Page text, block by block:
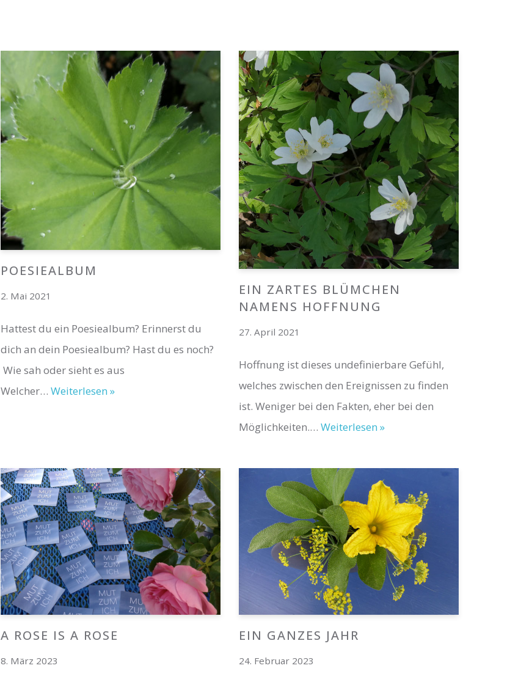
POESIEALBUM
2. Mai 2021
Hattest du ein Poesiealbum? Erinnerst du
dich an dein Poesiealbum? Hast du es noch?
Wie sah oder sieht es aus
Welcher… Weiterlesen »
EIN ZARTES BLÜMCHEN
NAMENS HOFFNUNG
27. April 2021
Hoffnung ist dieses undefinierbare Gefühl,
welches zwischen den Ereignissen zu finden
ist. Weniger bei den Fakten, eher bei den
Möglichkeiten.… Weiterlesen »
A ROSE IS A ROSE
8. März 2023
EIN GANZES JAHR
24. Februar 2023